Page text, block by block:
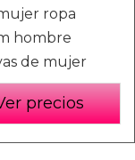
ropa
hombre
de mujer
precios